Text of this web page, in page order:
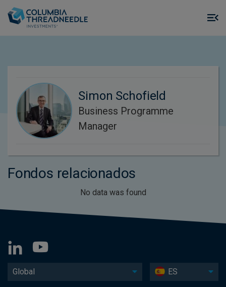
Simon Schofield
Business Programme
Manager
Fondos relacionados
No data was found
Global ES